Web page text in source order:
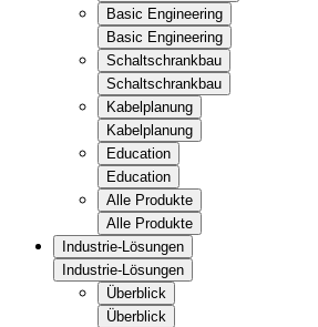
Basic Engineering
Basic Engineering
Schaltschrankbau
Schaltschrankbau
Kabelplanung
Kabelplanung
Education
Education
Alle Produkte
Alle Produkte
Industrie-Lösungen
Industrie-Lösungen
Überblick
Überblick